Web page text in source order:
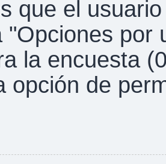
que el
"Opciones por
la encuesta
opción de